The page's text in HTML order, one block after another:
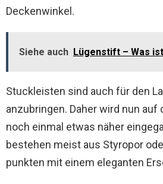
Deckenwinkel.
Siehe auch Lügenstift – Was
Stuckleisten sind auch für den
anzubringen. Daher wird nun auf
noch einmal etwas näher
bestehen meist aus Styropor
punkten mit einem eleganten